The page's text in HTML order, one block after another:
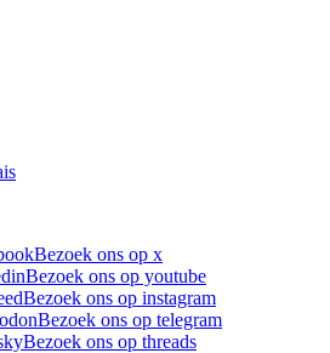
Bezoek ons op x
Bezoek ons op youtube
Bezoek ons op instagram
Bezoek ons op telegram
Bezoek ons op threads